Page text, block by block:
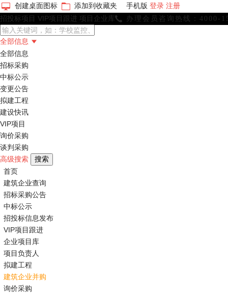
创建桌面图标 添加到收藏夹 手机版 登录 注册
招投标项目 VIP项目跟进 项目企业库
全部信息 
全部信息
招标采购
中标公示
变更公告
拟建工程
建设快讯
VIP项目
询价采购
谈判采购
高级搜索
 办理会员咨询热线：4000-
首页
建筑企业查询
招标采购公告
中标公示
招投标信息发布
VIP项目跟进
企业项目库
项目负责人
拟建工程
建筑企业并购
询价采购